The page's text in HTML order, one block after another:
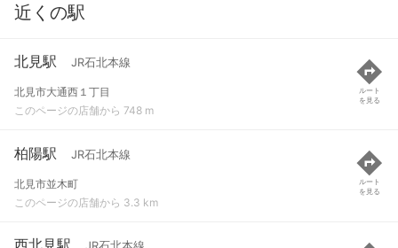
近くの駅
北見駅 JR石北本線
北見市大通西１丁目
このページの店舗から 748 m
ルート
を見る
柏陽駅 JR石北本線
北見市並木町
このページの店舗から 3.3 km
ルート
を見る
西北見駅